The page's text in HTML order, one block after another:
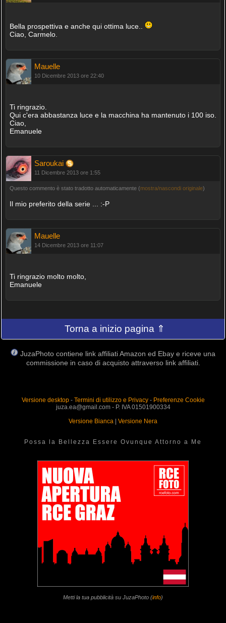
Bella prospettiva e anche qui ottima luce..
Ciao, Carmelo.
Mauelle
10 Dicembre 2013 ore 22:40
Ti ringrazio.
Qui c'era abbastanza luce e la macchina ha mantenuto i 100 iso.
Ciao,
Emanuele
Saroukai
11 Dicembre 2013 ore 1:55
Questo commento è stato tradotto automaticamente (mostra/nascondi originale)
Il mio preferito della serie ... :-P
Mauelle
14 Dicembre 2013 ore 11:07
Ti ringrazio molto molto,
Emanuele
Torna a inizio pagina ⇑
JuzaPhoto contiene link affiliati Amazon ed Ebay e riceve una
commissione in caso di acquisto attraverso link affiliati.
Versione desktop- Termini di utilizzo e Privacy- Preferenze Cookie
juza.ea@gmail.com - P. IVA 01501900334
Versione Bianca | Versione Nera
Possa la Bellezza Essere Ovunque Attorno a Me
Metti la tua pubblicità su JuzaPhoto (info)